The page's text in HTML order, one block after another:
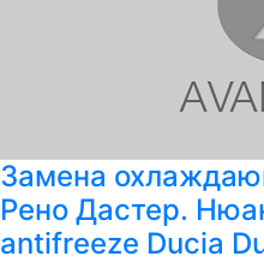
Замена
Рено Дастер.
antifreeze Ducia